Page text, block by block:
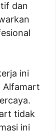
dan
ini
Alfamart
tidak
ini